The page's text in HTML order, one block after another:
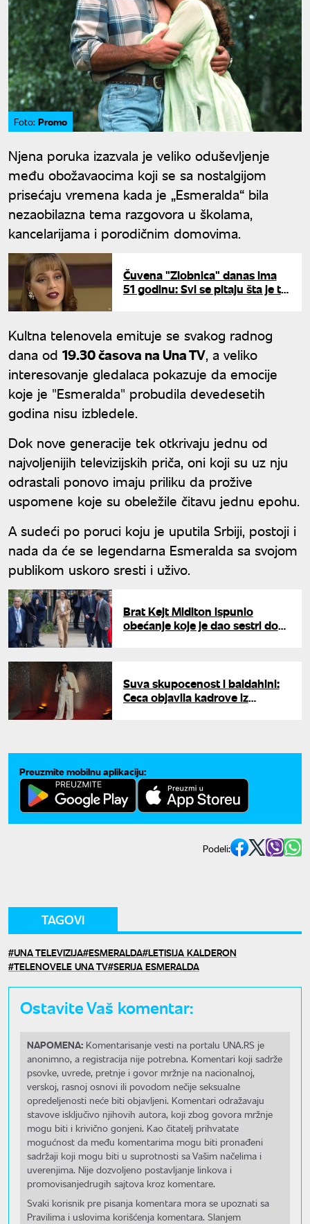
Foto: Promo
Njena poruka izazvala je veliko oduševljenje
među obožavaocima koji se sa nostalgijom
prisećaju vremena kada je „Esmeralda“ bila
nezaobilazna tema razgovora u školama,
kancelarijama i porodičnim domovima.
Čuvena "Zlobnica" danas ima
51 godinu: Svi se pitaju šta je to
Kultna telenovela emituje se svakog radnog
dana od 19.30 časova na Una TV, a veliko
interesovanje gledalaca pokazuje da emocije
koje je "Esmeralda" probudila devedesetih
godina nisu izbledele.
Dok nove generacije tek otkrivaju jednu od
najvoljenijih televizijskih priča, oni koji su uz nju
odrastali ponovo imaju priliku da prožive
uspomene koje su obeležile čitavu jednu epohu.
A sudeći po poruci koju je uputila Srbiji, postoji i
nada da će se legendarna Esmeralda sa svojom
publikom uskoro sresti i uživo.
Brat Kejt Midlton ispunio
obećanje koje je dao sestri dok
Suva skupocenost i baldahini:
Ceca objavila kadrove iz
Preuzmite mobilnu aplikaciju:
Podeli:
TAGOVI
UNA TELEVIZIJA ESMERALDA LETISIJA KALDERON
TELENOVELE UNA TV SERIJA ESMERALDA
Ostavite Vaš komentar:
NAPOMENA: Komentarisanje vesti na portalu UNA.RS je
anonimno, a registracija nije potrebna. Komentari koji sadrže
psovke, uvrede, pretnje i govor mržnje na nacionalnoj,
verskoj, rasnoj osnovi ili povodom nečije seksualne
opredeljenosti neće biti objavljeni. Komentari odražavaju
stavove isključivo njihovih autora, koji zbog govora mržnje
mogu biti i krivično gonjeni. Kao čitatelj prihvatate
mogućnost da među komentarima mogu biti pronađeni
sadržaji koji mogu biti u suprotnosti sa Vašim načelima i
uverenjima. Nije dozvoljeno postavljanje linkova i
promovisanjedrugih sajtova kroz komentare.
Svaki korisnik pre pisanja komentara mora se upoznati sa
Pravilima i uslovima korišćenja komentara. Slanjem